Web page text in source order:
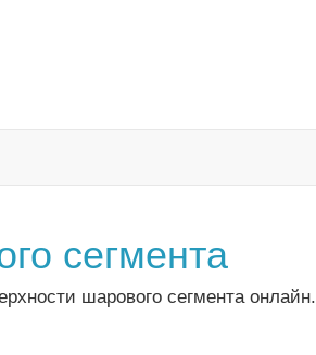
сегмента
шарового сегмента онлайн.